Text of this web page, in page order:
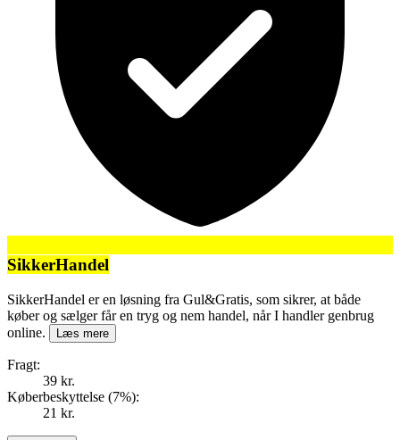
SikkerHandel
SikkerHandel er en løsning fra Gul&Gratis, som sikrer, at både
køber og sælger får en tryg og nem handel, når I handler genbrug
online.
Læs mere
Fragt:
39 kr.
Køberbeskyttelse (7%):
21 kr.